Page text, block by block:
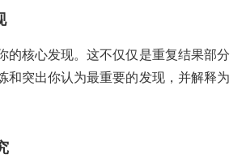
的核心发现。这不仅仅是重复结果部分
和突出你认为最重要的发现，并解释为